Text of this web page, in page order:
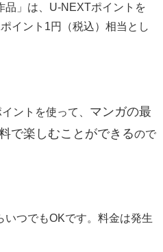
品」は、U-NEXTポイントを
イント1円（税込）相当とし
ントを使って、 マンガの最
で楽しむことができるので
つでもOKです。料金は発生